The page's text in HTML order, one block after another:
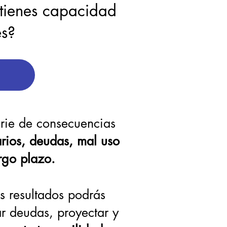
capacidad
de consecuencias
deudas, mal uso
plazo.
resultados podrás
deudas, proyectar y